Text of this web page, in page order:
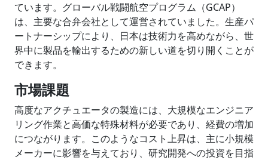
ています。グローバル戦闘航空プログラム（GCAP）
は、主要な合弁会社として運営されていました。生産パ
ートナーシップにより、日本は技術力を高めながら、世
界中に製品を輸出するための新しい道を切り開くことが
できます。
市場課題
高度なアクチュエータの製造には、大規模なエンジニア
リング作業と高価な特殊材料が必要であり、経費の増加
につながります。このようなコスト上昇は、主に小規模
メーカーに影響を与えており、研究開発への投資を目指